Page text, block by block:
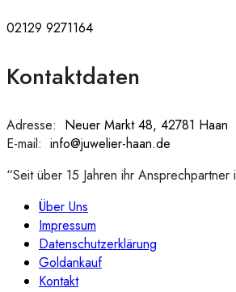
02129 9271164
Kontaktdaten
Adresse: Neuer Markt 48, 42781 Haan
E-mail: info@juwelier-haan.de
“Seit über 15 Jahren ihr Ansprechpartner
Über Uns
Impressum
Datenschutzerklärung
Goldankauf
Kontakt